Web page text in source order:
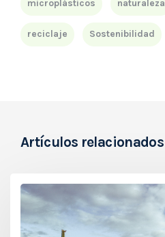
microplásticos naturaleza
reciclaje Sostenibilidad
Artículos relacionados